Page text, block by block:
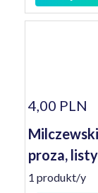
4,00 PLN
proza,
1 produkt/y